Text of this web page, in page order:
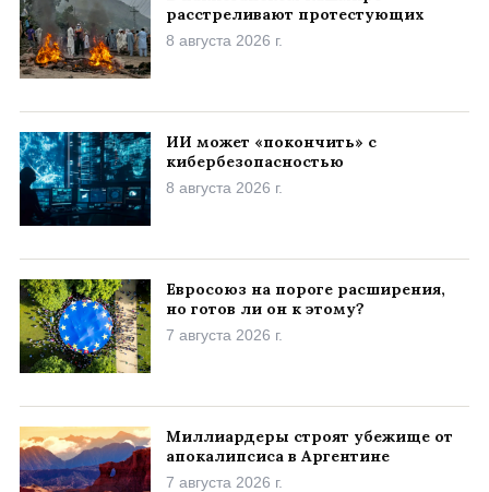
расстреливают протестующих
8 августа 2026 г.
ИИ может «покончить» с
кибербезопасностью
8 августа 2026 г.
Евросоюз на пороге расширения,
но готов ли он к этому?
7 августа 2026 г.
Миллиардеры строят убежище от
апокалипсиса в Аргентине
7 августа 2026 г.